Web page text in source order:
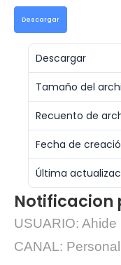
Descargar
Descargar
Tamaño del
Recuento de
Fecha de
Última
Notificacion
USUARIO:
CANAL: